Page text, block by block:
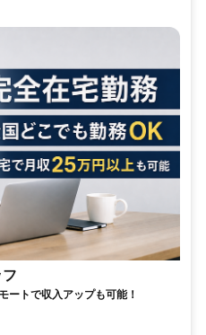
ートで収入アップも可能！